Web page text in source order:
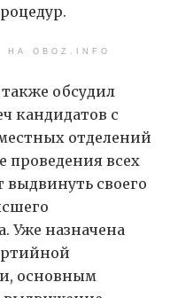
OBOZ.INFO
обсудил
кандидатов с
отделений
проведения всех
выдвинуть своего
Уже назначена
основным